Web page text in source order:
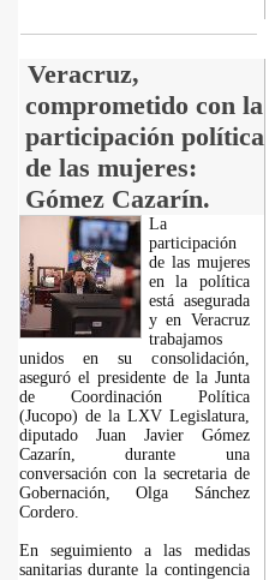
Veracruz,
comprometido con la
participación política
de las mujeres:
Gómez Cazarín.
La
participación
de las mujeres
en la política
está asegurada
y en Veracruz
trabajamos
unidos en su consolidación,
aseguró el presidente de la Junta
de Coordinación Política
(Jucopo) de la LXV Legislatura,
diputado Juan Javier Gómez
Cazarín, durante una
conversación con la secretaria de
Gobernación, Olga Sánchez
Cordero.
En seguimiento a las medidas
sanitarias durante la contingencia